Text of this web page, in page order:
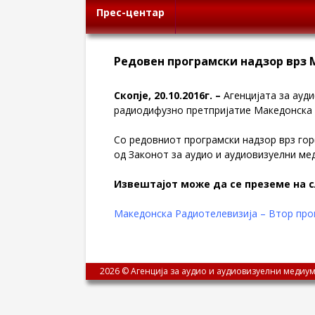
Прес-центар
Редовен програмски надзор
Скопје, 20.10.2016г. – Агенцијата за
радиодифузно претпријатие Македонска
Со редовниот програмски надзор врз
од Законот за аудио и аудиовизуелни
Извештајот може да се преземе на
Македонска Радиотелевизија – Втор
2026 © Агенција за аудио и аудиовизуелни